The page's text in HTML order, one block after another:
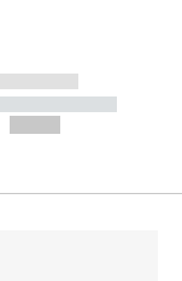
-----------